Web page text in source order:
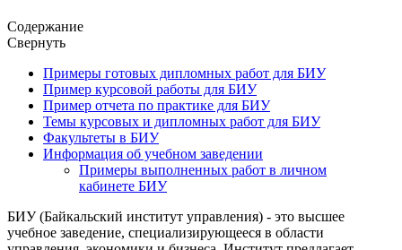
Содержание
Свернуть
Примеры готовых дипломных работ для БИУ
Пример курсовой работы для БИУ
Пример отчета по практике для БИУ
Темы курсовых и дипломных работ для БИУ
Факультеты в БИУ
Информация об учебном заведении
Примеры выполненных работ в личном
кабинете БИУ
БИУ (Байкальский институт управления) - это высшее
учебное заведение, специализирующееся в области